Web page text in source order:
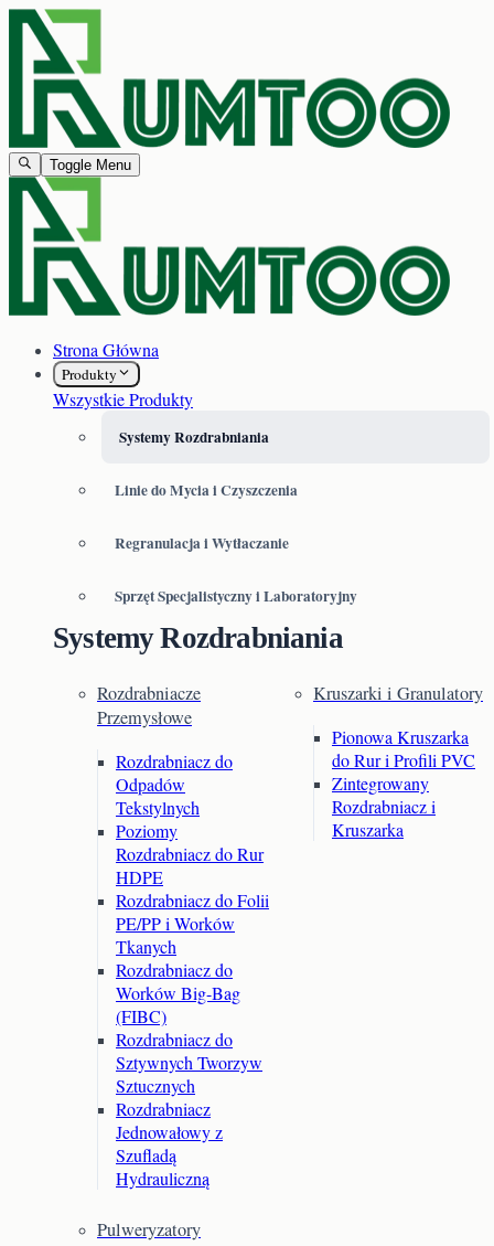
Toggle Menu
Strona Główna
Produkty
Wszystkie Produkty
Systemy Rozdrabniania
Linie do Mycia i Czyszczenia
Regranulacja i Wytłaczanie
Sprzęt Specjalistyczny i Laboratoryjny
Systemy Rozdrabniania
Rozdrabniacze
Przemysłowe
Rozdrabniacz do
Odpadów
Tekstylnych
Poziomy
Rozdrabniacz do Rur
HDPE
Rozdrabniacz do Folii
PE/PP i Worków
Tkanych
Rozdrabniacz do
Worków Big-Bag
(FIBC)
Rozdrabniacz do
Sztywnych Tworzyw
Sztucznych
Rozdrabniacz
Jednowałowy z
Szufladą
Hydrauliczną
Kruszarki i Granulatory
Pionowa Kruszarka
do Rur i Profili PVC
Zintegrowany
Rozdrabniacz i
Kruszarka
Pulweryzatory